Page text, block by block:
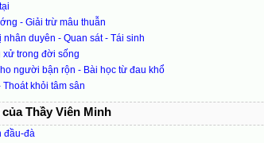
- Giải trừ mâu thuẫn
duyên - Quan sát - Tái sinh
xử trong đời sống
người bận rộn - Bài học từ đau khổ
khỏi tâm sân
Thầy Viên Minh
đầu-đà